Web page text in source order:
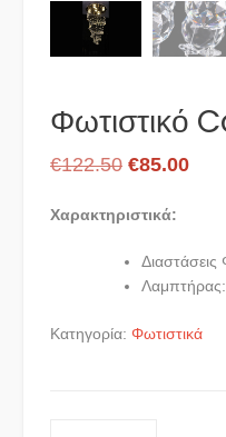
Φωτιστικό
€122.50 Original
was:
€122.50.
€85.00Η
Χαρακτηριστικά:
Κατηγορία: Φωτιστικά